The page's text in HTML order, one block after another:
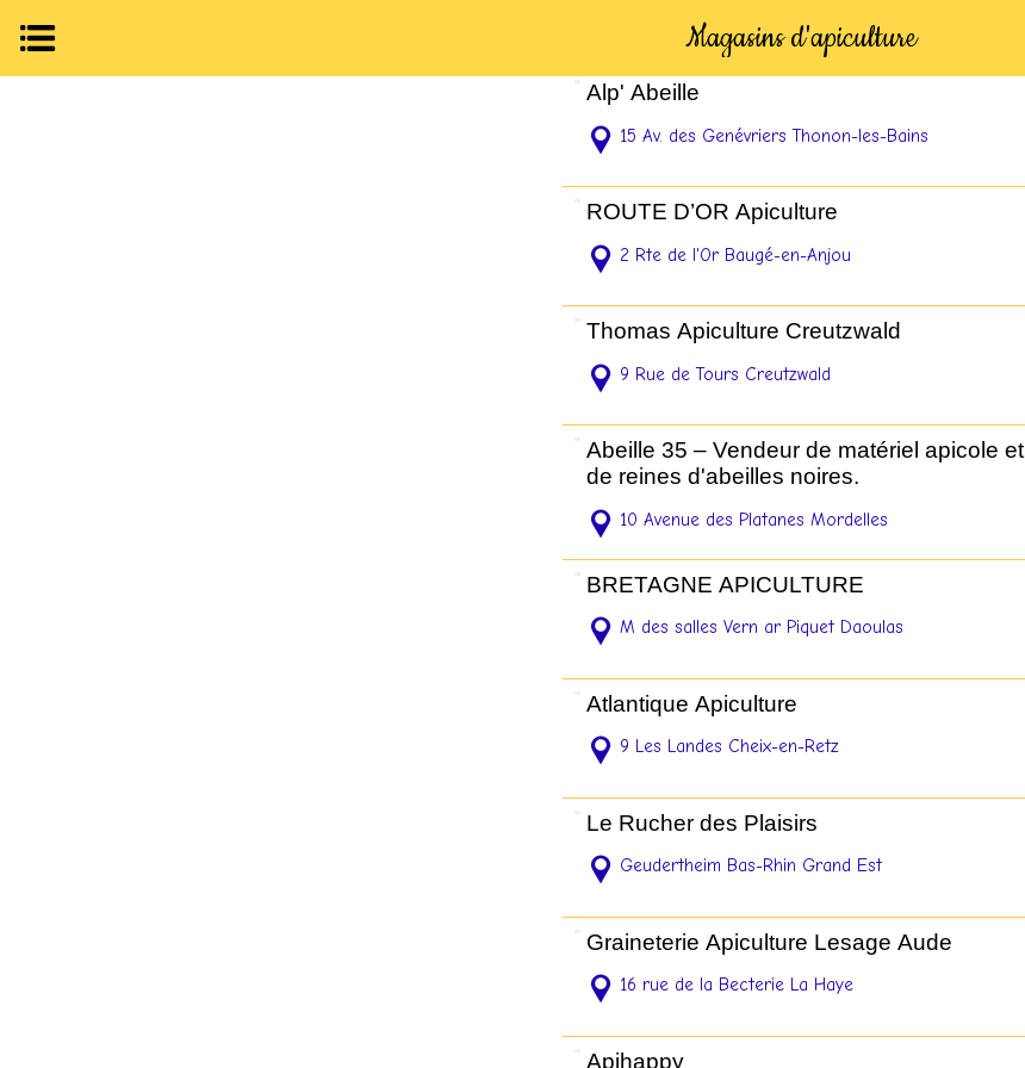
Magasins d'apiculture
Alp' Abeille
15 Av. des Genévriers Thonon-les-Bains
ROUTE D’OR Apiculture
2 Rte de l'Or Baugé-en-Anjou
Thomas Apiculture Creutzwald
9 Rue de Tours Creutzwald
Abeille 35 – Vendeur de matériel apicole et
de reines d'abeilles noires.
10 Avenue des Platanes Mordelles
BRETAGNE APICULTURE
M des salles Vern ar Piquet Daoulas
Atlantique Apiculture
9 Les Landes Cheix-en-Retz
Le Rucher des Plaisirs
Geudertheim Bas-Rhin Grand Est
Graineterie Apiculture Lesage Aude
16 rue de la Becterie La Haye
Apihappy